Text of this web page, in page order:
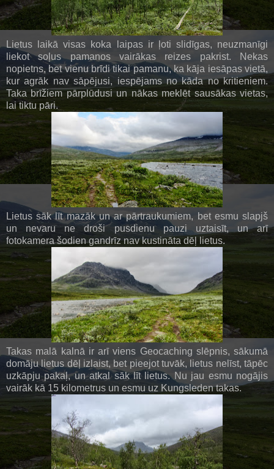
Lietus laikā visas koka laipas ir ļoti slidīgas, neuzmanīgi
liekot soļus pamanos vairākas reizes pakrist. Nekas
nopietns, bet vienu brīdi tikai pamanu, ka kāja iesāpas vietā,
kur agrāk nav sāpējusi, iespējams no kāda no kritieniem.
Taka brīžiem pārplūdusi un nākas meklēt sausākas vietas,
lai tiktu pāri.
Lietus sāk līt mazāk un ar pārtraukumiem, bet esmu slapjš
un nevaru ne droši pusdienu pauzi uztaisīt, un arī
fotokamera šodien gandrīz nav kustināta dēļ lietus.
Takas malā kalnā ir arī viens Geocaching slēpnis, sākumā
domāju lietus dēļ izlaist, bet pieejot tuvāk, lietus nelīst, tāpēc
uzkāpju pakaļ, un atkal sāk līt lietus. Nu jau esmu nogājis
vairāk kā 15 kilometrus un esmu uz Kungsleden takas.